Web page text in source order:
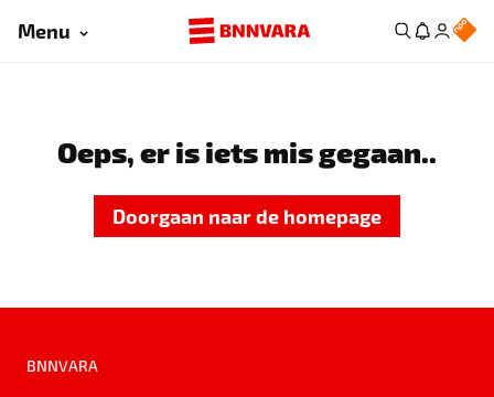
Menu
Oeps, er is iets mis gegaan..
Doorgaan naar de homepage
BNNVARA